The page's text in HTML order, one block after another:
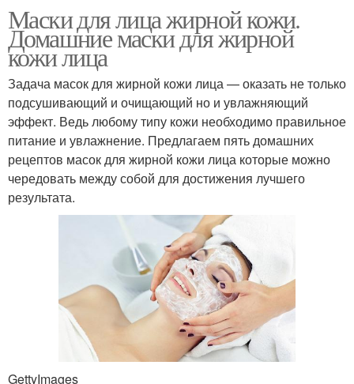
Маски для лица жирной кожи.
Домашние маски для жирной
кожи лица
Задача масок для жирной кожи лица — оказать не только
подсушивающий и очищающий но и увлажняющий
эффект. Ведь любому типу кожи необходимо правильное
питание и увлажнение. Предлагаем пять домашних
рецептов масок для жирной кожи лица которые можно
чередовать между собой для достижения лучшего
результата.
GettyImages